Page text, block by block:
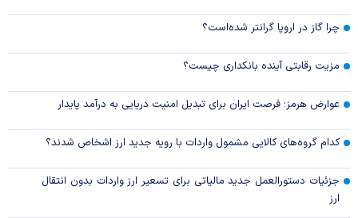
چرا گاز در اروپا گرانتر شده‌است؟
مزیت رقابتی آینده بانکداری چیست؟
عوارض هرمز؛ فرصت ایران برای تبدیل امنیت دریایی به درآمد پایدار
کدام گروه‌های کالایی مشمول واردات با رویه جدید ارز اشخاص شدند؟
جزئیات دستورالعمل جدید مالیاتی برای تسعیر ارز واردات بدون انتقال
ارز